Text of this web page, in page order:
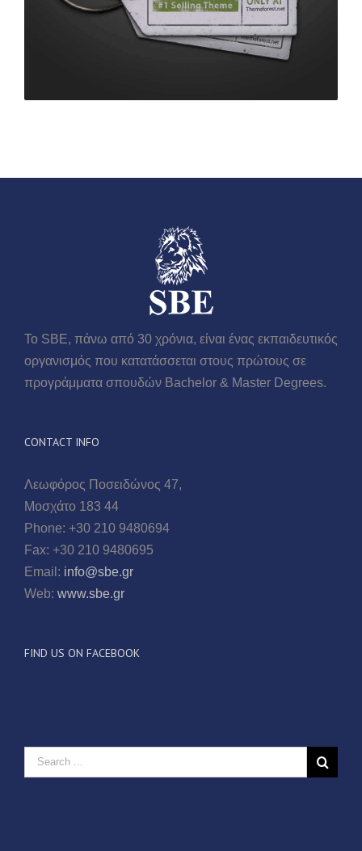
Το SBE, πάνω από 30 χρόνια, είναι ένας εκπαιδευτικός
οργανισμός που κατατάσσεται στους πρώτους σε
προγράμματα σπουδών Βachelor & Master Degrees.
CONTACT INFO
Λεωφόρος Ποσειδώνος 47,
Μοσχάτο 183 44
Phone: +30 210 9480694
Fax: +30 210 9480695
Email: info@sbe.gr
Web: www.sbe.gr
FIND US ON FACEBOOK